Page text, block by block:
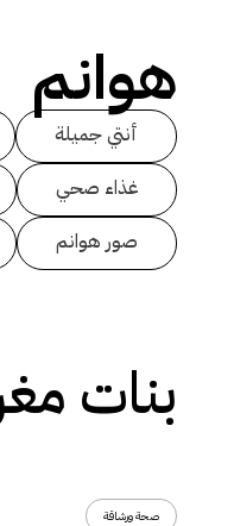
هوانم
أنتي جميلة
غذاء صحي
صور هوانم
بنات
صحة ورشاقة